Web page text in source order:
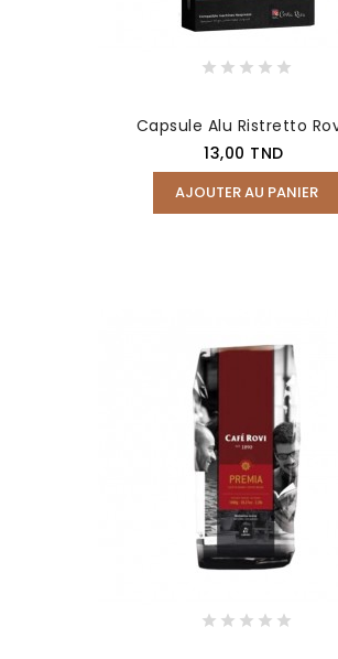
Capsule Alu Ristretto
Prix
13,00 TND
AJOUTER AU PANIER